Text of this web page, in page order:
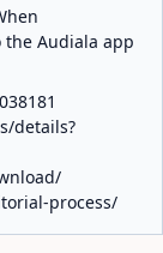
Audiala app
details?
process/